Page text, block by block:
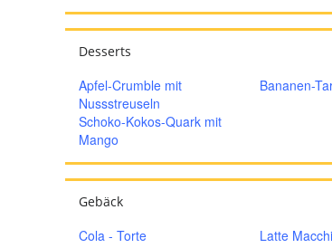
Desserts
Apfel-Crumble mit
Nussstreuseln
Bananen-
Schoko-Kokos-Quark mit
Mango
Gebäck
Cola - Torte Latte